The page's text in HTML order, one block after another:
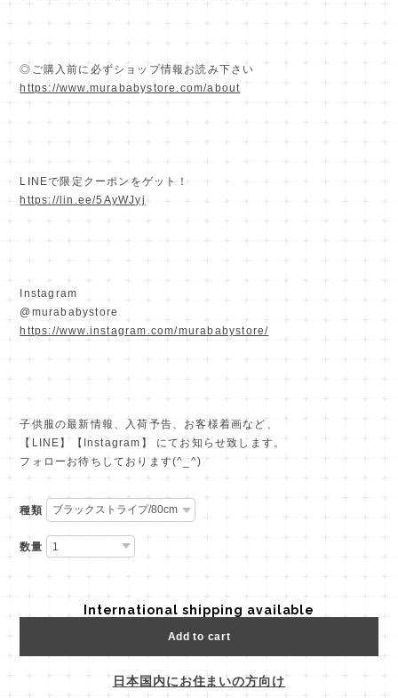
◎ご購入前に必ずショップ情報お読み下さい
https://www.murababystore.com/about
LINEで限定クーポンをゲット！
https://lin.ee/5AyWJyj
Instagram
@murababystore
https://www.instagram.com/murababystore/
子供服の最新情報、入荷予告、お客様着画など、
【LINE】【Instagram】 にてお知らせ致します。
フォローお待ちしております(^_^)
種類
数量
International shipping available
Add to cart
日本国内にお住まいの方向け